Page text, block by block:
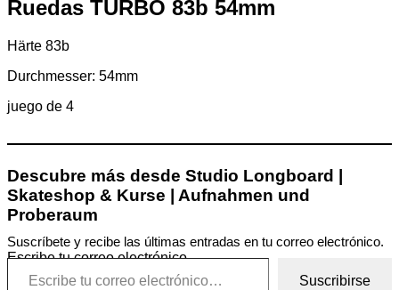
Ruedas TURBO 83b 54mm
Härte 83b
Durchmesser: 54mm
juego de 4
Descubre más desde Studio Longboard |
Skateshop & Kurse | Aufnahmen und
Proberaum
Suscríbete y recibe las últimas entradas en tu correo electrónico.
Escribe tu correo electrónico…
Suscribirse